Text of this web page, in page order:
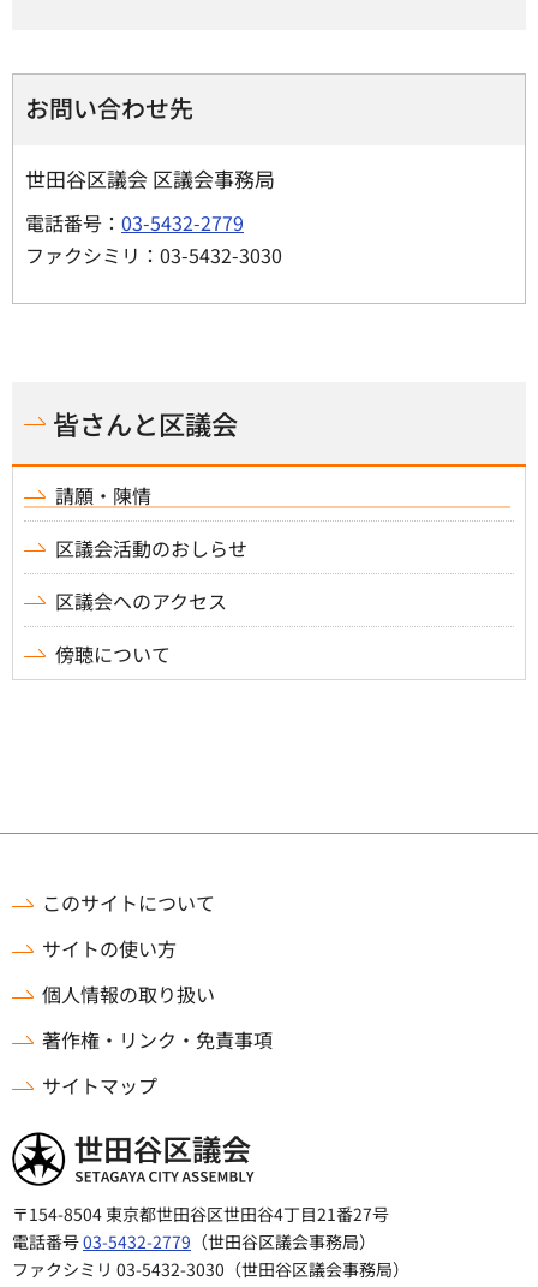
お問い合わせ先
世田谷区議会 区議会事務局
電話番号： 03-5432-2779
ファクシミリ：03-5432-3030
皆さんと区議会
請願・陳情
区議会活動のおしらせ
区議会へのアクセス
傍聴について
このサイトについて
サイトの使い方
個人情報の取り扱い
著作権・リンク・免責事項
サイトマップ
世田谷区議会
〒154-8504 東京都世田谷区世田谷4丁目21番27号
電話番号03-5432-2779 （世田谷区議会事務局）
ファクシミリ 03-5432-3030（世田谷区議会事務局）